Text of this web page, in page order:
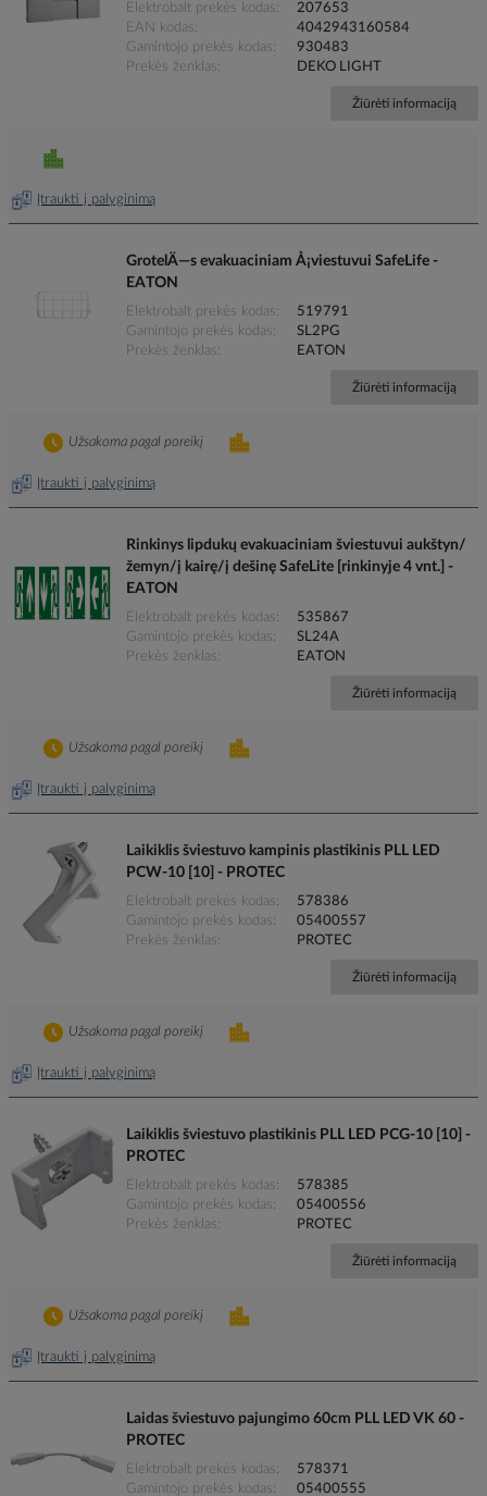
Elektrobalt prekės kodas
207653
EAN kodas
4042943160584
Gamintojo prekės kodas
930483
Prekės ženklas
DEKO LIGHT
Žiūrėti informaciją
Įtraukti į palyginimą
GrotelÄ—s evakuaciniam Å¡viestuvui SafeLife -
EATON
Elektrobalt prekės kodas
519791
Gamintojo prekės kodas
SL2PG
Prekės ženklas
EATON
Žiūrėti informaciją
Įtraukti į palyginimą
Užsakoma pagal poreikį
Rinkinys lipdukų evakuaciniam šviestuvui aukštyn/
žemyn/į kairę/į dešinę SafeLite [rinkinyje 4 vnt.] -
EATON
Elektrobalt prekės kodas
535867
Gamintojo prekės kodas
SL24A
Prekės ženklas
EATON
Žiūrėti informaciją
Įtraukti į palyginimą
Užsakoma pagal poreikį
Laikiklis šviestuvo kampinis plastikinis PLL LED
PCW-10 [10] - PROTEC
Elektrobalt prekės kodas
578386
Gamintojo prekės kodas
05400557
Prekės ženklas
PROTEC
Žiūrėti informaciją
Įtraukti į palyginimą
Užsakoma pagal poreikį
Laikiklis šviestuvo plastikinis PLL LED PCG-10 [10] -
PROTEC
Elektrobalt prekės kodas
578385
Gamintojo prekės kodas
05400556
Prekės ženklas
PROTEC
Žiūrėti informaciją
Įtraukti į palyginimą
Užsakoma pagal poreikį
Laidas šviestuvo pajungimo 60cm PLL LED VK 60 -
PROTEC
Elektrobalt prekės kodas
578371
Gamintojo prekės kodas
05400555